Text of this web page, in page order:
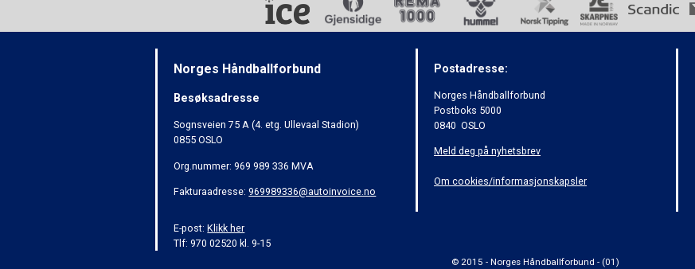
Norges Håndballforbund
Besøksadresse
Sognsveien 75 A (4. etg. Ullevaal Stadion)
0855 OSLO
Org.nummer: 969 989 336 MVA
Fakturaadresse:969989336@autoinvoice.no
E-post:Klikk her
Tlf: 970 02520 kl. 9-15
Postadresse:
Norges Håndballforbund
Postboks 5000
0840 OSLO
Meld deg på nyhetsbrev
Om cookies/informasjonskapsler
© 2015 - Norges Håndballforbund - (01)